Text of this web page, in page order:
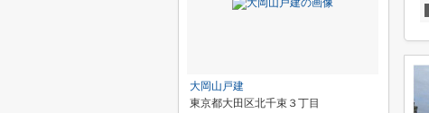
大岡山戸建
東京都大田区北千束３丁目